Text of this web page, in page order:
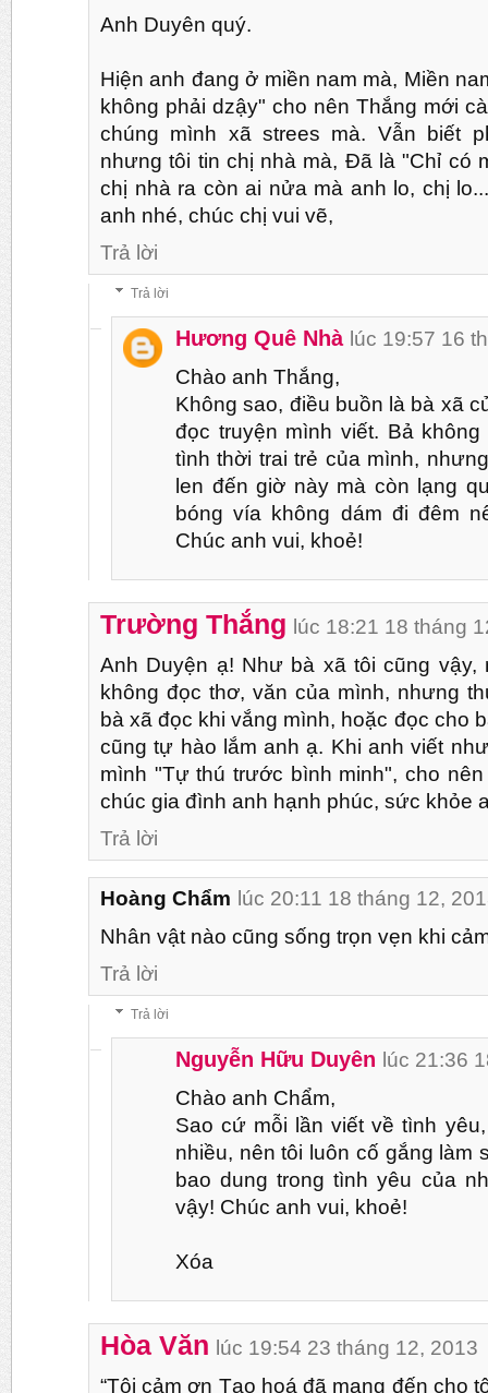
Anh Duyên quý.
Hiện anh đang ở miền nam mà, Miền
không phải dzậy" cho nên Thắng mới
chúng mình xã strees mà. Vẫn biết
nhưng tôi tin chị nhà mà, Đã là "Chỉ có
chị nhà ra còn ai nửa mà anh lo, chị
anh nhé, chúc chị vui vẽ,
Trả lời
Trả lời
Hương Quê Nhà lúc 19:57 16
Chào anh Thắng,
Không sao, điều buồn là bà xã
đọc truyện mình viết. Bả
tình thời trai trẻ của mình,
len đến giờ này mà còn lạng
bóng vía không dám đi đêm
Chúc anh vui, khoẻ!
Trường Thắng lúc 18:21 18 tháng
Anh Duyện ạ! Như bà xã tôi cũng
không đọc thơ, văn của mình, nhưng
bà xã đọc khi vắng mình, hoặc đọc cho
cũng tự hào lắm anh ạ. Khi anh viết
mình "Tự thú trước bình minh", cho
chúc gia đình anh hạnh phúc, sức khỏe
Trả lời
Hoàng Chẩm lúc 20:11 18 tháng 12,
Nhân vật nào cũng sống trọn vẹn khi
Trả lời
Trả lời
Nguyễn Hữu Duyên lúc 21:36
Chào anh Chẩm,
Sao cứ mỗi lần viết về tình
nhiều, nên tôi luôn cố gắng làm
bao dung trong tình yêu của
vậy! Chúc anh vui, khoẻ!
Xóa
Hòa Văn lúc 19:54 23 tháng 12, 2013
“Tôi cảm ơn Tạo hoá đã mang đến cho